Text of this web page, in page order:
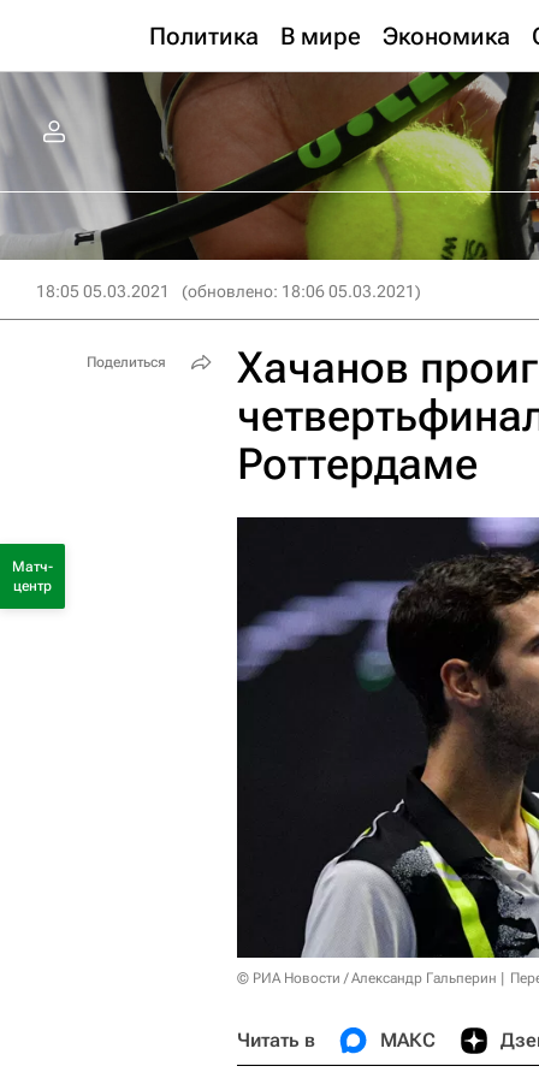
Политика В мире Экономика
18:05 05.03.2021 (обновлено: 18:06 05.03.2021)
Хачанов
Роттердаме
© РИА Новости / Александр Гальперин
Читать в МАКС
Поделиться
Матч-
центр